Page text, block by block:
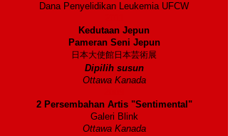
Dana Penyelidikan Leukemia UFCW
Kedutaan Jepun
Pameran Seni Jepun
日本大使館日本芸術展
Dipilih susun
Ottawa Kanada
2 Persembahan Artis "Sentimental"
Galeri Blink
Ottawa Kanada